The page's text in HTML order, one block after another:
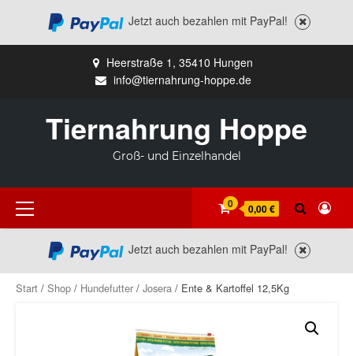
Jetzt auch bezahlen mit PayPal!
Heerstraße 1, 35410 Hungen
info@tiernahrung-hoppe.de
Tiernahrung Hoppe
Groß- und Einzelhandel
Primäres
Menü
0 0,00 €
Jetzt auch bezahlen mit PayPal!
Start / Shop / Hundefutter / Josera / Ente & Kartoffel 12,5Kg